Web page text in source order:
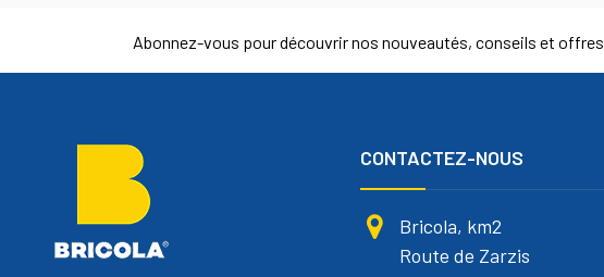
Abonnez-vous pour découvrir nos nouveautés, conseils et
CONTACTEZ-NOUS
Bricola, km2
Route de Zarzis